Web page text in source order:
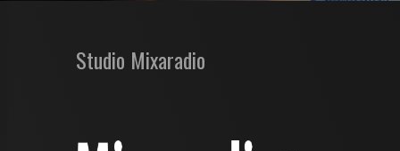
Studio Mixaradio